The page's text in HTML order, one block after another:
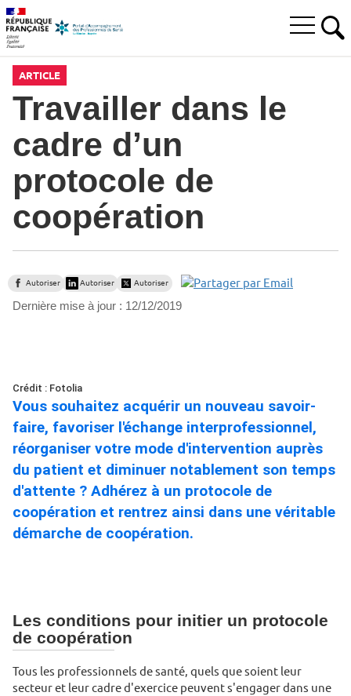
Aller
la
Aller
au
menu
Aller
au
contenu
Ouvrir
ARTICLE
Travailler dans le
cadre d’un
protocole de
coopération
Autoriser Autoriser Autoriser
Dernière mise à jour : 12/12/2019
Crédit : Fotolia
Vous souhaitez acquérir un nouveau savoir-
faire, favoriser l'échange interprofessionnel,
réorganiser votre mode d'intervention auprès
du patient et diminuer notablement son temps
d'attente ? Adhérez à un protocole de
coopération et rentrez ainsi dans une véritable
démarche de coopération.
Les conditions pour initier un protocole
de coopération
Tous les professionnels de santé, quels que soient leur
secteur et leur cadre d'exercice peuvent s'engager dans une